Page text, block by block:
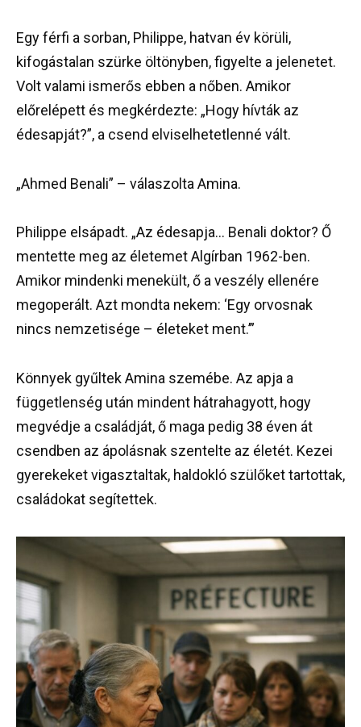
Egy férfi a sorban, Philippe, hatvan év körüli,
kifogástalan szürke öltönyben, figyelte a jelenetet.
Volt valami ismerős ebben a nőben. Amikor
előrelépett és megkérdezte: „Hogy hívták az
édesapját?”, a csend elviselhetetlenné vált.
„Ahmed Benali” – válaszolta Amina.
Philippe elsápadt. „Az édesapja… Benali doktor? Ő
mentette meg az életemet Algírban 1962-ben.
Amikor mindenki menekült, ő a veszély ellenére
megoperált. Azt mondta nekem: ‘Egy orvosnak
nincs nemzetisége – életeket ment.’”
Könnyek gyűltek Amina szemébe. Az apja a
függetlenség után mindent hátrahagyott, hogy
megvédje a családját, ő maga pedig 38 éven át
csendben az ápolásnak szentelte az életét. Kezei
gyerekeket vigasztaltak, haldokló szülőket tartottak,
családokat segítettek.